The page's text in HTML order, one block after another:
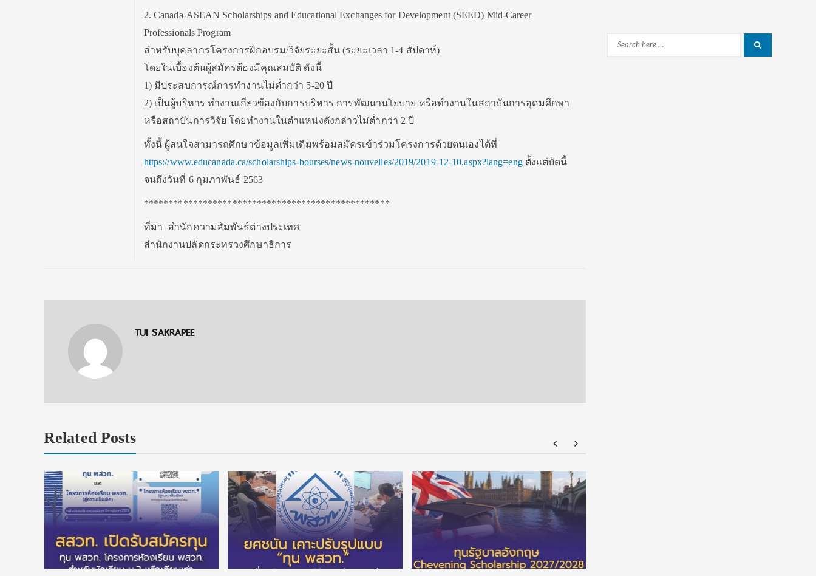
2. Canada-ASEAN Scholarships and Educational Exchanges for Development (SEED) Mid-Career
Professionals Program
สำหรับบุคลากรโครงการฝึกอบรม/วิจัยระยะสั้น (ระยะเวลา 1-4 สัปดาห์)
โดยในเบื้องต้นผู้สมัครต้องมีคุณสมบัติ ดังนี้
1) มีประสบการณ์การทำงานไม่ต่ำกว่า 5-20 ปี
2) เป็นผู้บริหาร ทำงานเกี่ยวข้องกับการบริหาร การพัฒนานโยบาย หรือทำงานในสถาบันการอุดมศึกษา
หรือสถาบันการวิจัย โดยทำงานในตำแหน่งดังกล่าวไม่ต่ำกว่า 2 ปี
ทั้งนี้ ผู้สนใจสามารถศึกษาข้อมูลเพิ่มเติมพร้อมสมัครเข้าร่วมโครงการด้วยตนเองได้ที่
https://www.educanada.ca/scholarships-bourses/news-nouvelles/2019/2019-12-10.aspx?lang=engตั้งแต่บัดนี้
จนถึงวันที่ 6 กุมภาพันธ์ 2563
**************************************************
ที่มา -สำนักความสัมพันธ์ต่างประเทศ
สำนักงานปลัดกระทรวงศึกษาธิการ
TUI SAKRAPEE
Related Posts
Search